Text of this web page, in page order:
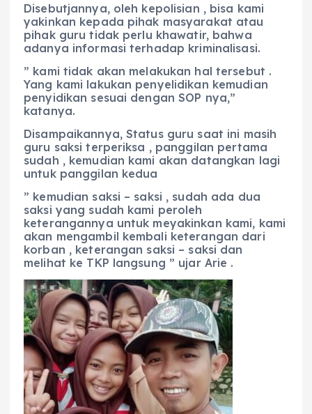
Disebutjannya, oleh kepolisian , bisa kami
yakinkan kepada pihak masyarakat atau
pihak guru tidak perlu khawatir, bahwa
adanya informasi terhadap kriminalisasi.
” kami tidak akan melakukan hal tersebut .
Yang kami lakukan penyelidikan kemudian
penyidikan sesuai dengan SOP nya,”
katanya.
Disampaikannya, Status guru saat ini masih
guru saksi terperiksa , panggilan pertama
sudah , kemudian kami akan datangkan lagi
untuk panggilan kedua
” kemudian saksi – saksi , sudah ada dua
saksi yang sudah kami peroleh
keterangannya untuk meyakinkan kami, kami
akan mengambil kembali keterangan dari
korban , keterangan saksi – saksi dan
melihat ke TKP langsung ” ujar Arie .